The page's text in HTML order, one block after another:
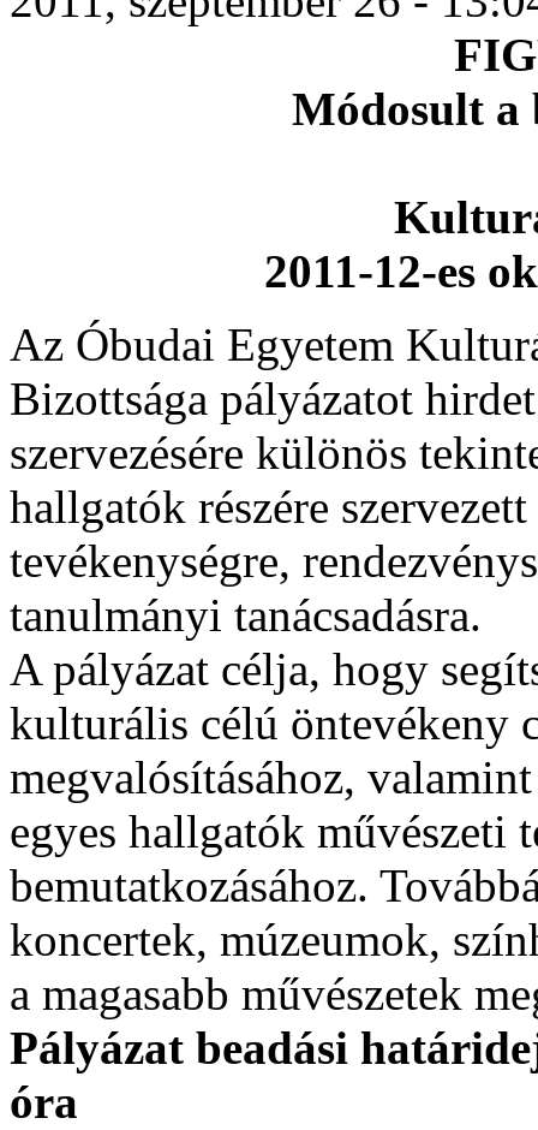
Módosult a
2011-12-es
Az Óbudai Egyetem
Bizottsága pályázatot
szervezésére különös
hallgatók részére
tevékenységre,
tanulmányi tanácsadásra.
A pályázat célja, hogy
kulturális célú öntevékeny
megvalósításához,
egyes hallgatók művészeti
bemutatkozásához.
koncertek, múzeumok,
a magasabb művészetek
Pályázat beadási
óra